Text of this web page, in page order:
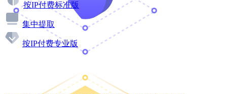
按IP付费标准版
集中提取
按IP付费专业版